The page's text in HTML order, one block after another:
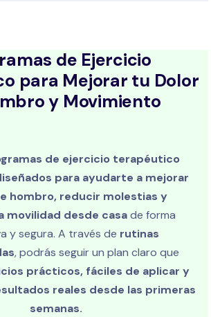
de Ejercicio
para Mejorar tu Dolor
y Movimiento
de ejercicio terapéutico
para ayudarte a mejorar
hombro, reducir molestias y
movilidad desde casade forma
y segura. A través de rutinas
, podrás seguir un plan claro que
prácticos, fáciles de aplicar y
reales desde las primeras
semanas.